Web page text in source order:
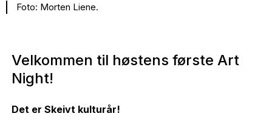
Foto: Morten Liene.
Velkommen til høstens første Art
Night!
Det er Skeivt kulturår!